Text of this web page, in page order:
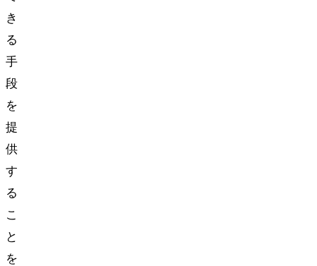
き
る
手
段
を
提
供
す
る
こ
と
を